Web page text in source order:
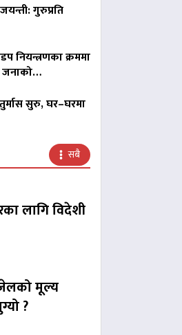
गुरुप्रति
नियन्त्रणका क्रममा
जनाको…
सुरु, घर–घरमा
सबै
लागि विदेशी
मूल्य
?